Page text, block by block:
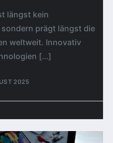
längst kein
prägt längst die
weltweit. Innovativ
[…]
2025